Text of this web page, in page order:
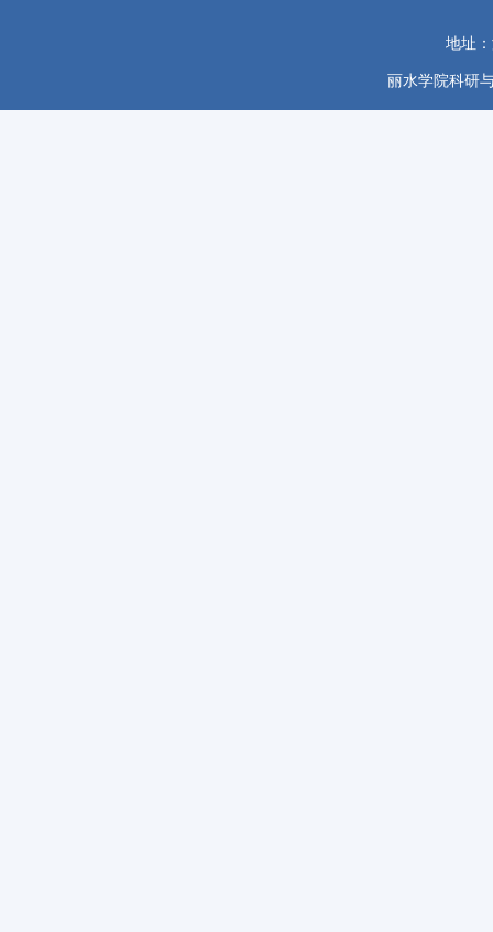
地址
丽水学院科研